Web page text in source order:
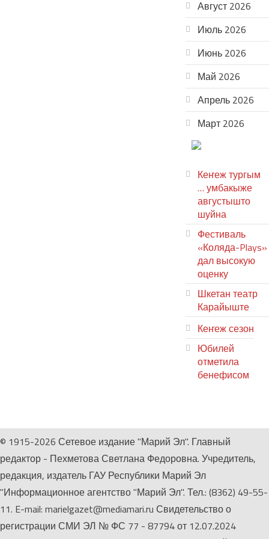
Август 2026
Июль 2026
Июнь 2026
Май 2026
Апрель 2026
Март 2026
Кеҥеж тургым
… умбакыже
августышто
шуйна
Фестиваль
«Коляда-Plays»
дал высокую
оценку
Шкетан театр
Карайыште
Кеҥеж сезон
Юбилей
отметила
бенефисом
© 1915-2026 Сетевое издание "Марий Эл". Главный
редактор - Пехметова Светлана Федоровна. Учредитель,
редакция, издатель ГАУ Республики Марий Эл
"Информационное агентство "Марий Эл". Тел.: (8362) 49-55-
11. E-mail: marielgazet@mediamari.ru Свидетельство о
регистрации СМИ ЭЛ № ФС 77 - 87794 от 12.07.2024